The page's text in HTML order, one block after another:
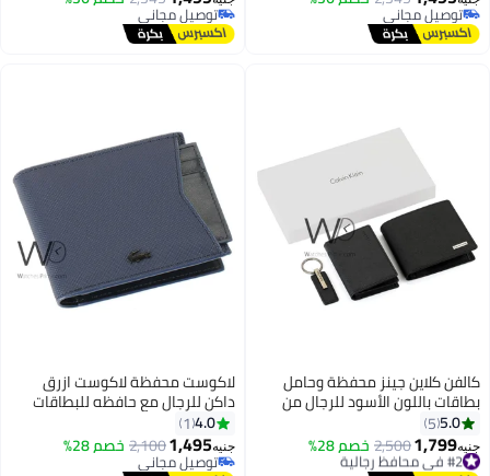
توصيل مجاني
توصيل مجاني
توصيل مجاني
توصيل مجاني
كلاين جينز محفظة وحامل
باللون الأسود للرجال من
كلاين مع سلسلة مفاتيح5.0
5
1,799
2,500خصم 28% #2 في محافظ رجالية
توصيل مجاني
لاكوست محفظة لاكوست ازرق
داكن للرجال مع حافظه للبطاقات
4.0
1
1,495
2,100خصم 28%
توصيل مجاني